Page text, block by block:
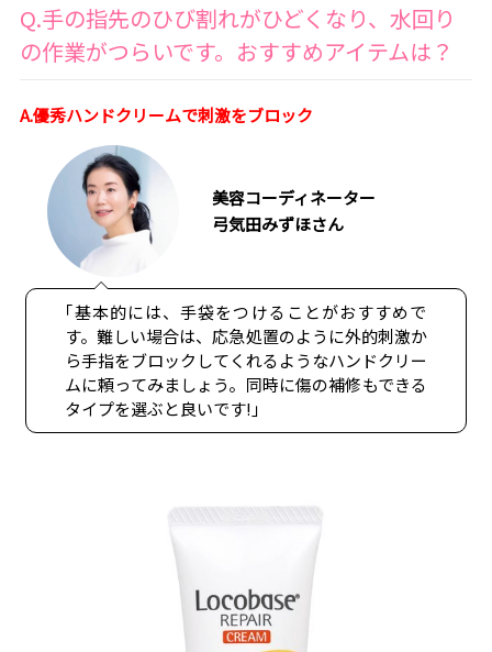
Q.手の指先のひび割れがひどくなり、水回り
の作業がつらいです。おすすめアイテムは？
A.優秀ハンドクリームで刺激をブロック
美容コーディネーター
弓気田みずほさん
｢基本的には、手袋をつけることがおすすめで
す。難しい場合は、応急処置のように外的刺激か
ら手指をブロックしてくれるようなハンドクリー
ムに頼ってみましょう。同時に傷の補修もできる
タイプを選ぶと良いです!｣